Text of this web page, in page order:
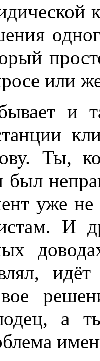
или
и
Ты,
был
уже не
И
а